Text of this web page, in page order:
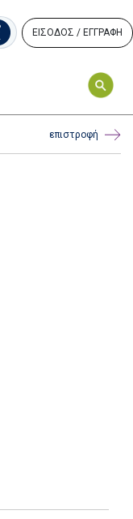
ΕΙΣΟΔΟΣ / ΕΓΓΡΑΦΗ
επιστροφή